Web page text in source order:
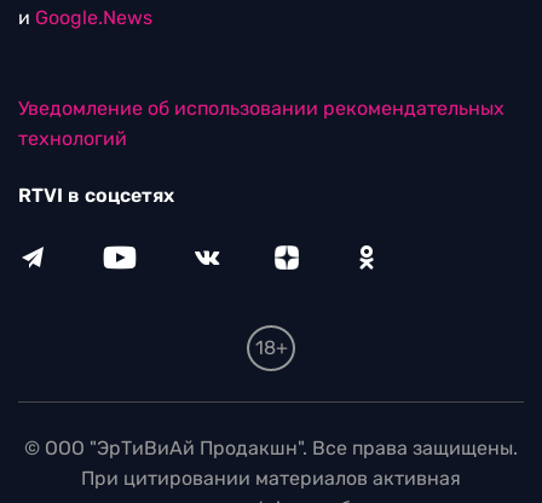
и Google.News
Уведомление об использовании рекомендательных
технологий
RTVI в соцсетях
18+
© ООО "ЭрТиВиАй Продакшн". Все права защищены.
При цитировании материалов активная